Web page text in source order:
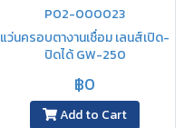
P02-000023
แว่นครอบตางานเชื่อม เลนส์เปิด-
ปิดได้ GW-250
฿0
Add to Cart